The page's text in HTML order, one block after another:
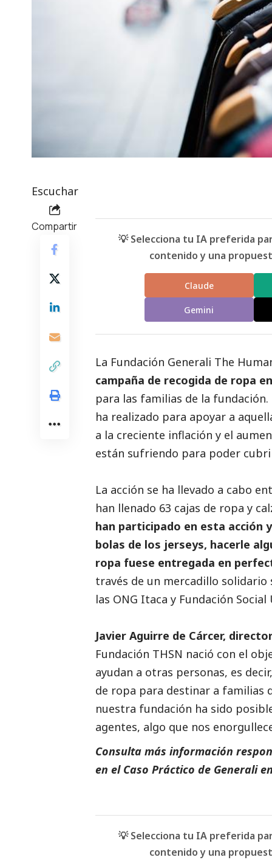
Escuchar
Compartir
💡 Selecciona tu IA preferida
contenido y una
Claude
Gemini
La Fundación Generali The
campaña de recogida de ropa
para las familias de la fundación.
ha realizado para apoyar a
a la creciente inflación y el
están sufriendo para poder
La acción se ha llevado a cabo
han llenado 63 cajas de ropa y
han participado en esta acción
bolas de los jerseys, hacerle
ropa fuese entregada en
través de un mercadillo solidario
las ONG Itaca y Fundación Social
Javier Aguirre de Cárcer,
Fundación THSN nació con el
ayudan a otras personas, es
de ropa para destinar a familias
nuestra fundación ha sido
agentes, algo que nos
Consulta más información
en el Caso Práctico de Generali
💡 Selecciona tu IA preferida
contenido y una